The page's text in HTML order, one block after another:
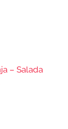
– Salada